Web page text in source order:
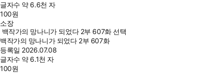
글자수 약 6.6천 자
100원
소장
백작가의 망나니가 되었다 2부 607화 선택
백작가의 망나니가 되었다 2부 607화
등록일 2026.07.08
글자수 약 6.1천 자
100원